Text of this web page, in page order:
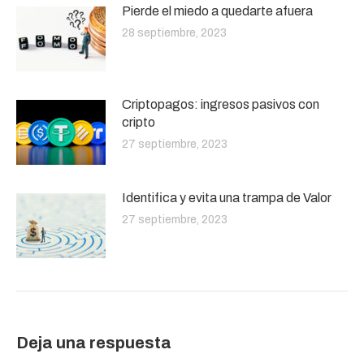
Pierde el miedo a quedarte afuera
28 septiembre, 2023
Criptopagos: ingresos pasivos con
cripto
27 septiembre, 2023
Identifica y evita una trampa de Valor
27 septiembre, 2023
Deja una respuesta